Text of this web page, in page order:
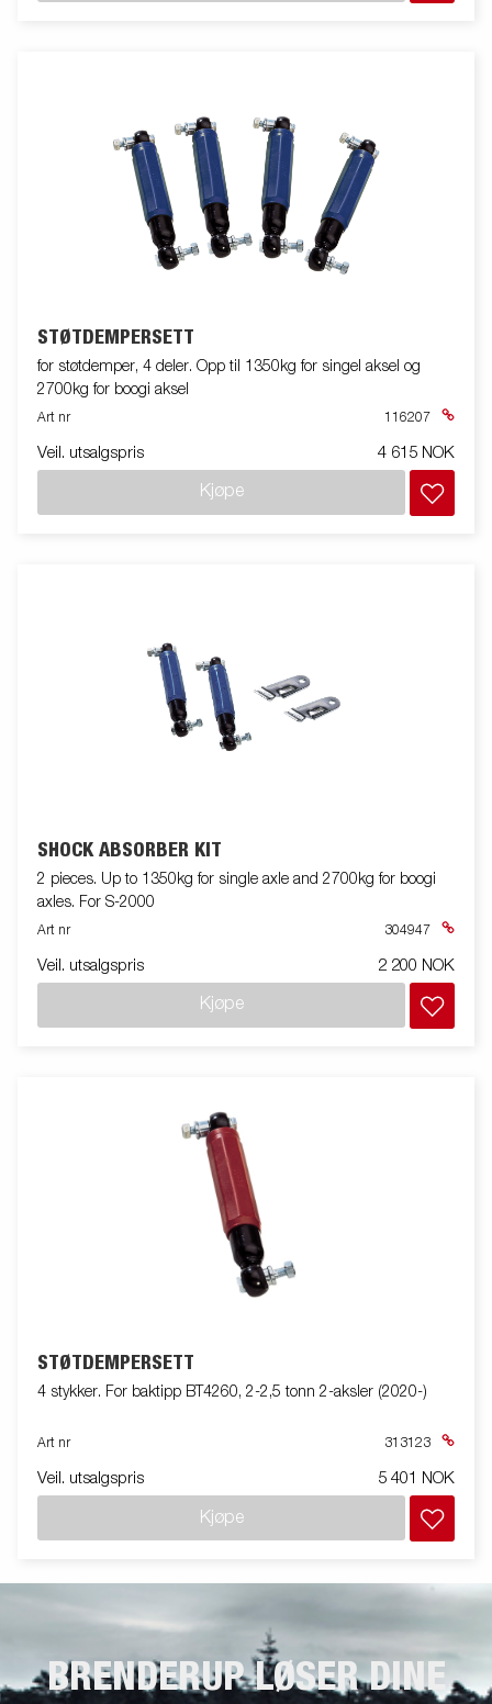
STØTDEMPERSETT
for støtdemper, 4 deler. Opp til 1350kg for singel aksel og
2700kg for boogi aksel
Art nr 116207
Veil. utsalgspris 4 615 NOK
Kjøpe
SHOCK ABSORBER KIT
2 pieces. Up to 1350kg for single axle and 2700kg for boogi
axles. For S-2000
Art nr 304947
Veil. utsalgspris 2 200 NOK
Kjøpe
STØTDEMPERSETT
4 stykker. For baktipp BT4260, 2-2,5 tonn 2-aksler (2020-)
Art nr 313123
Veil. utsalgspris 5 401 NOK
Kjøpe
BRENDERUP LØSER DINE